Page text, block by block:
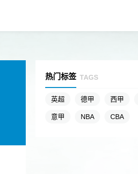
热门标签 TAGS
英超 德甲 西甲
意甲 NBA CBA